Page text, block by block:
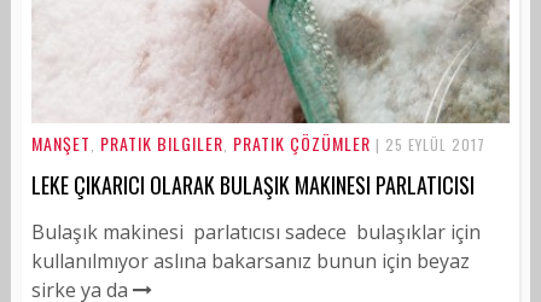
MANŞET PRATIK BILGILER PRATIK ÇÖZÜMLER | 25 EYLÜL 2017
LEKE ÇIKARICI OLARAK BULAŞIK MAKINESI PARLATICISI
Bulaşık makinesi parlatıcısı sadece bulaşıklar için
kullanılmıyor aslına bakarsanız bunun için beyaz
sirke ya da